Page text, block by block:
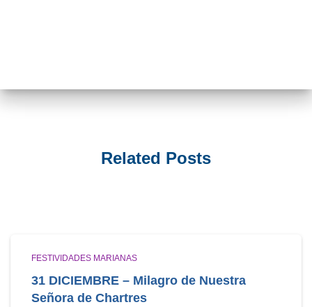
Related Posts
FESTIVIDADES MARIANAS
31 DICIEMBRE – Milagro de Nuestra
Señora de Chartres